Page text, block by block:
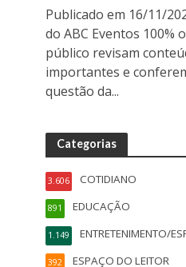
Publicado em 16/11/
do ABC Eventos 100%
público revisam
importantes e
questão da...
Categorias
COTIDIANO
3.606
EDUCAÇÃO
891
ENTRETENIMENTO/
1.149
ESPAÇO DO LEITOR
392